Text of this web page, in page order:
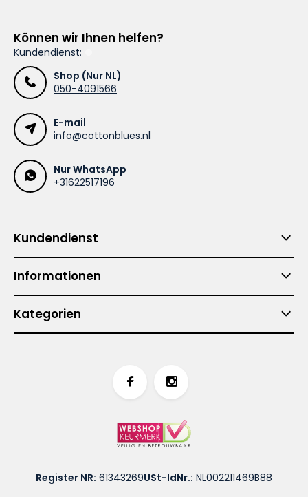
Können wir Ihnen helfen?
Kundendienst:
Shop (Nur NL)
050-4091566
E-mail
info@cottonblues.nl
Nur WhatsApp
+31622517196
Kundendienst
Informationen
Kategorien
Register NR: 61343269USt-IdNr.: NL002211469B88